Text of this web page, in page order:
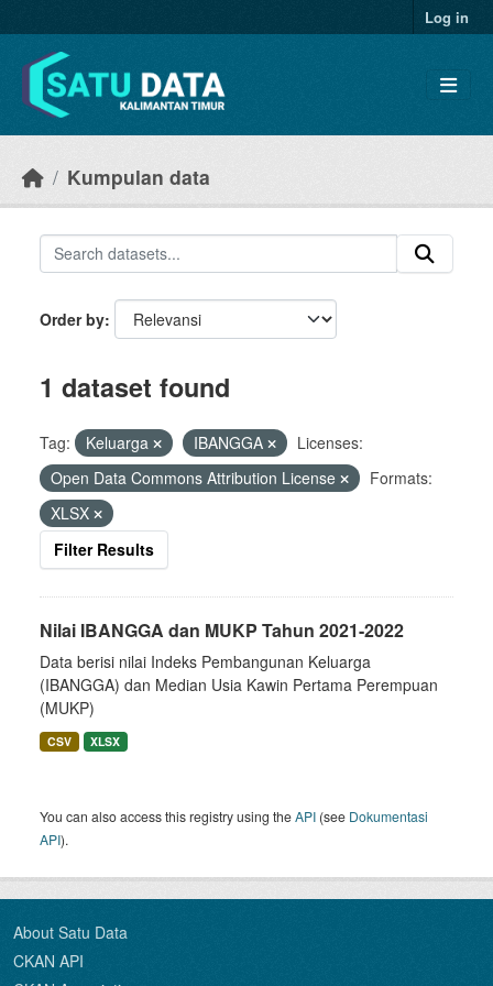
Log in
Kumpulan data
Order by
1 dataset found
Tag: Keluarga IBANGGA
Licenses:
Open Data Commons Attribution License
Formats:
XLSX
Filter Results
Nilai IBANGGA dan MUKP Tahun 2021-2022
Data berisi nilai Indeks Pembangunan Keluarga
(IBANGGA) dan Median Usia Kawin Pertama Perempuan
(MUKP)
CSV XLSX
You can also access this registry using theAPI (see Dokumentasi
API).
About Satu Data
CKAN API